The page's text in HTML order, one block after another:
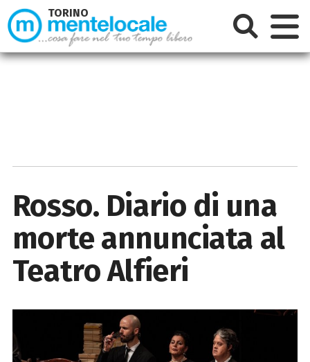
Rosso. Diario di una
morte annunciata al
Teatro Alfieri
TORINO